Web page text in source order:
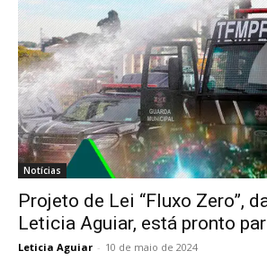
Notícias
Projeto de Lei “Fluxo Zero”,
Leticia Aguiar, está pronto
Leticia Aguiar - 10 de maio de 2024